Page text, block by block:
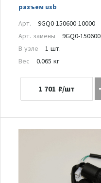
разъем usb
Арт.
9GQ0-150600-10000
Арт. замены
9GQ0-150600
В узле
1 шт.
Вес
0.065 кг
1 701 ₽/шт